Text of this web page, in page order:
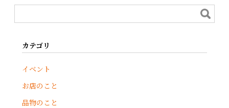
カテゴリ
イベント
お店のこと
品物のこと